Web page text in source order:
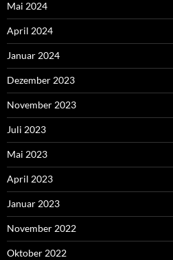
Mai 2024
April 2024
Januar 2024
Dezember 2023
November 2023
Juli 2023
Mai 2023
April 2023
Januar 2023
November 2022
Oktober 2022